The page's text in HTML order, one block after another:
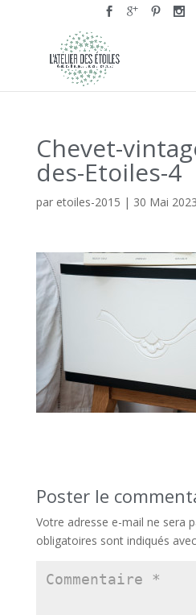
Chevet-
des-Etoiles-4
par etoiles-2015 | 30 Mai 2023
Poster le
Votre adresse e-mail ne sera
obligatoires sont indiqués avec